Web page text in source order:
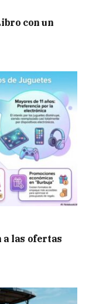
con un
a las ofertas